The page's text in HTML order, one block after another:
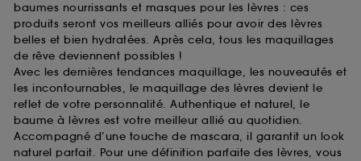
baumes nourrissants et masques pour les lèvres : ces
produits seront vos meilleurs alliés pour avoir des lèvres
belles et bien hydratées. Après cela, tous les maquillages
de rêve deviennent possibles !
Avec les dernières tendances maquillage, les nouveautés et
les incontournables, le maquillage des lèvres devient le
reflet de votre personnalité. Authentique et naturel, le
baume à lèvres est votre meilleur allié au quotidien.
Accompagné d’une touche de mascara, il garantit un look
naturel parfait. Pour une définition parfaite des lèvres, vous